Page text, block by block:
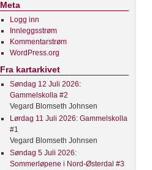
Meta
Logg inn
Innleggsstrøm
Kommentarstrøm
WordPress.org
Fra kartarkivet
Søndag 12 Juli 2026:
Gammelskolla #2
Vegard Blomseth Johnsen
Lørdag 11 Juli 2026: Gammelskolla
#1
Vegard Blomseth Johnsen
Søndag 5 Juli 2026:
Sommerløpene i Nord-Østerdal #3